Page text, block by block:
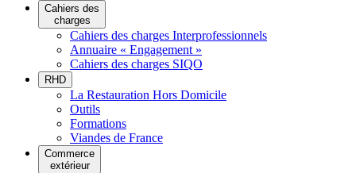
Cahiers des
charges
Cahiers des charges Interprofessionnels
Annuaire « Engagement »
Cahiers des charges SIQO
RHD
La Restauration Hors Domicile
Outils
Formations
Viandes de France
Commerce
extérieur